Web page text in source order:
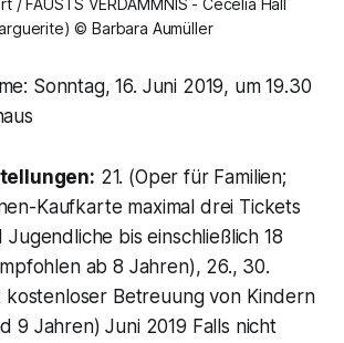
/ FAUSTS VERDAMMNIS - Cecelia Hall
© Barbara Aumüller
Sonntag, 16. Juni 2019, um 19.30
21. (Oper für Familien;
Kaufkarte maximal drei Tickets
bis einschließlich 18
ab 8 Jahren), 26., 30.
kostenloser Betreuung von Kindern
9 Jahren) Juni 2019 Falls nicht